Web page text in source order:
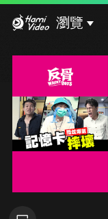
瀏覽